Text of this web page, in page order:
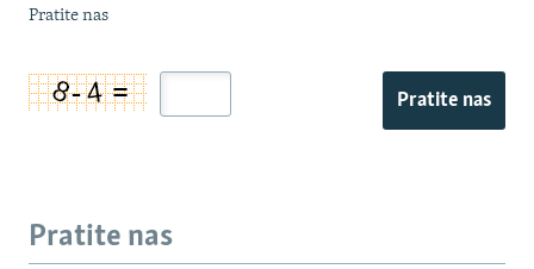
Pratite nas
Pratite nas
Pratite nas